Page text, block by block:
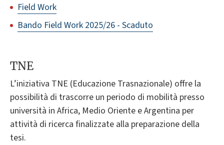
Field Work
Bando Field Work 2025/26 - Scaduto
TNE
L’iniziativa TNE (Educazione Trasnazionale) offre la
possibilità di trascorre un periodo di mobilità presso
università in Africa, Medio Oriente e Argentina per
attività di ricerca finalizzate alla preparazione della
tesi.